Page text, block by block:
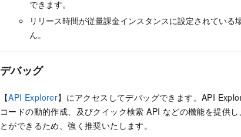
できます。
リリース時間が従量課金インスタンスに設定されてい
ん。
デバッグ
【API Explorer】にアクセスしてデバッグできます。API
コードの動的作成、及びクイック検索 API などの機能を提供
とができるため、強く推奨いたします。